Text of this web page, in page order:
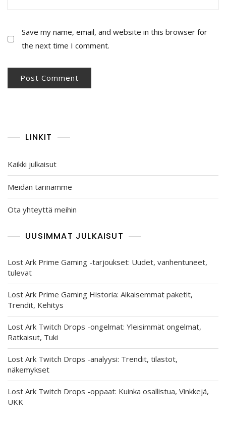
Save my name, email, and website in this browser for
the next time I comment.
LINKIT
Kaikki julkaisut
Meidän tarinamme
Ota yhteyttä meihin
UUSIMMAT JULKAISUT
Lost Ark Prime Gaming -tarjoukset: Uudet, vanhentuneet,
tulevat
Lost Ark Prime Gaming Historia: Aikaisemmat paketit,
Trendit, Kehitys
Lost Ark Twitch Drops -ongelmat: Yleisimmät ongelmat,
Ratkaisut, Tuki
Lost Ark Twitch Drops -analyysi: Trendit, tilastot,
näkemykset
Lost Ark Twitch Drops -oppaat: Kuinka osallistua, Vinkkejä,
UKK